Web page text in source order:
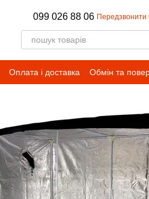
099 026 88 06 Передзвонити
Оплата і доставка Обмін та